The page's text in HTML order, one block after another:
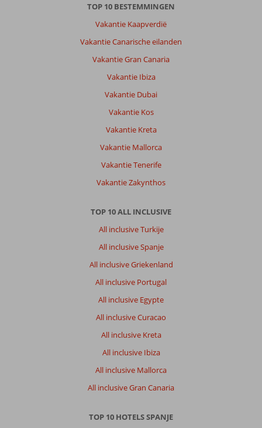
TOP 10 BESTEMMINGEN
Vakantie Kaapverdië
Vakantie Canarische eilanden
Vakantie Gran Canaria
Vakantie Ibiza
Vakantie Dubai
Vakantie Kos
Vakantie Kreta
Vakantie Mallorca
Vakantie Tenerife
Vakantie Zakynthos
TOP 10 ALL INCLUSIVE
All inclusive Turkije
All inclusive Spanje
All inclusive Griekenland
All inclusive Portugal
All inclusive Egypte
All inclusive Curacao
All inclusive Kreta
All inclusive Ibiza
All inclusive Mallorca
All inclusive Gran Canaria
TOP 10 HOTELS SPANJE